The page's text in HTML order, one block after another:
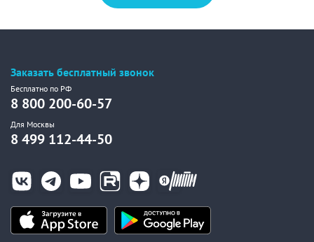
Заказать бесплатный звонок
Бесплатно по РФ
8 800 200-60-57
Для Москвы
8 499 112-44-50